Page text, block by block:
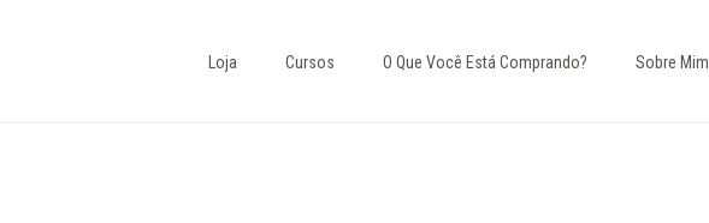
Loja Cursos O Que Você Está Comprando?​ Sobre Mim